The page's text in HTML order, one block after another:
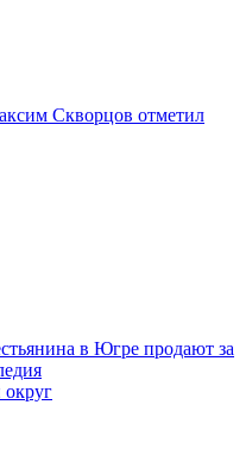
Скворцов отметил
в Югре продают за